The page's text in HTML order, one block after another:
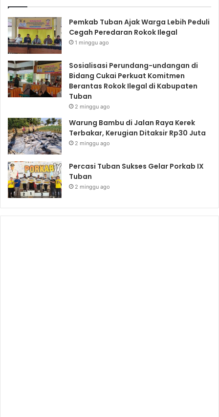
Pemkab Tuban Ajak Warga Lebih Peduli
Cegah Peredaran Rokok Ilegal
1 minggu ago
Sosialisasi Perundang-undangan di
Bidang Cukai Perkuat Komitmen
Berantas Rokok Ilegal di Kabupaten
Tuban
2 minggu ago
Warung Bambu di Jalan Raya Kerek
Terbakar, Kerugian Ditaksir Rp30 Juta
2 minggu ago
Percasi Tuban Sukses Gelar Porkab IX
Tuban
2 minggu ago